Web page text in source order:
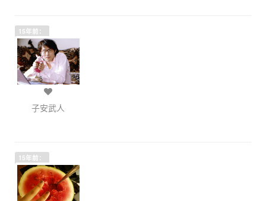
15年前：
子安武人
15年前：